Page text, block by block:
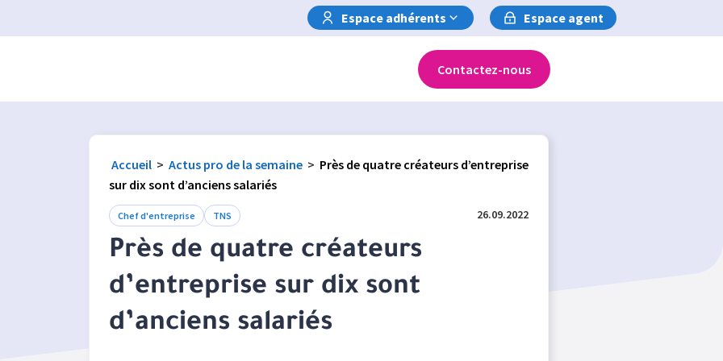
Espace adhérents
Espace agent
Contactez-nous
Accueil > Actus pro de la semaine > Près de quatre créateurs d’entreprise
sur dix sont d’anciens salariés
Chef d'entreprise TNS 26.09.2022
Près de quatre créateurs
d’entreprise sur dix sont
d’anciens salariés